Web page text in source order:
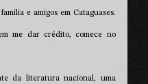
e amigos em Cataguases.
me dar crédito, comece no
da literatura nacional, uma